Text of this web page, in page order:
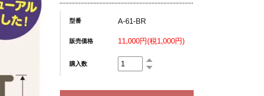
型番 A-61-BR
販売価格 11,000円(税1,000円)
購入数